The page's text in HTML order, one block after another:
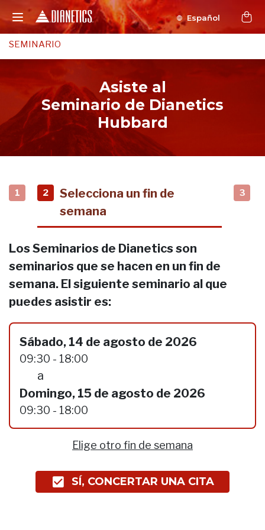
Español
SEMINARIO
Asiste al
Seminario de Dianetics
Hubbard
1 2
Selecciona un fin de
semana
3
Los Seminarios de Dianetics son
seminarios que se hacen en un fin de
semana. El siguiente seminario al que
puedes asistir es:
Sábado, 14 de agosto de 2026
09:30 - 18:00
a
Domingo, 15 de agosto de 2026
09:30 - 18:00
Elige otro fin de semana
SÍ, CONCERTAR UNA CITA